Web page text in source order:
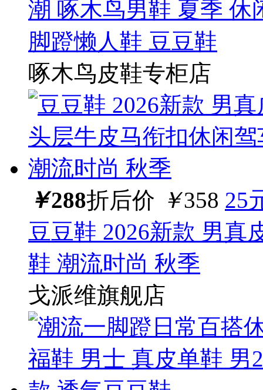
潮 啄木鸟男鞋 夏季 休
脚蹬懒人鞋 豆豆鞋
啄木鸟皮鞋专柜店
￥288折后价 ￥358 25
豆豆鞋 2026新款 男真
鞋 潮流时尚 秋季
戈派维旗舰店